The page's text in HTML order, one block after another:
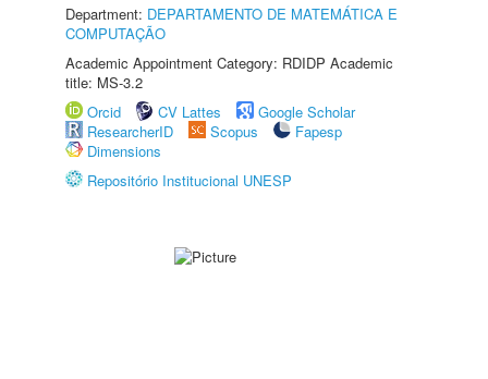
Department: DEPARTAMENTO DE MATEMÁTICA E
COMPUTAÇÃO
Academic Appointment Category: RDIDP Academic
title: MS-3.2
Orcid
CV Lattes
Google Scholar
ResearcherID
Scopus
Fapesp
Dimensions
Repositório Institucional UNESP